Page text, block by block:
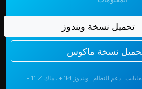
تحميل نسخة ويندوز
نسخة ماكوس